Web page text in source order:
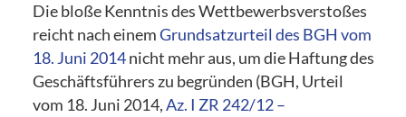
Die bloße Kenntnis des Wettbewerbsverstoßes
reicht nach einemGrundsatzurteil des BGH vom
18. Juni 2014nicht mehr aus, um die Haftung des
Geschäftsführers zu begründen (BGH, Urteil
vom 18. Juni 2014,Az. I ZR 242/12 –